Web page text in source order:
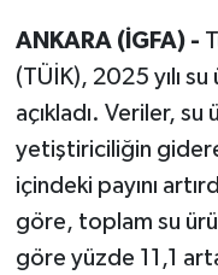
ANKARA (İGFA) -
(TÜİK), 2025 yılı
açıkladı. Veriler,
yetiştiriciliğin
içindeki payını
göre, toplam su
göre yüzde 11,1